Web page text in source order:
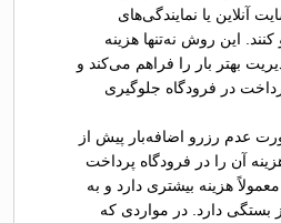
آنلاین یا نمایندگی‌های
این روش نه‌تنها هزینه
بهتر بار را فراهم می‌کند و
در فرودگاه جلوگیری
عدم رزرو اضافه‌بار پیش از
آن را در فرودگاه پرداخت
هزینه بیشتری دارد و به
بستگی دارد. در مواردی که